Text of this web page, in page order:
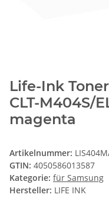
Life-Ink
CLT-M404S/
magenta
Artikelnummer:
GTIN: 4050586013587
Kategorie: für Samsung
Hersteller: LIFE INK